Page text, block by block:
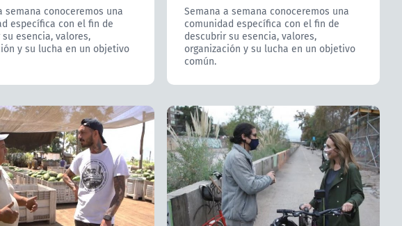
semana conoceremos una
específica con el fin de
esencia, valores,
y su lucha en un objetivo
Semana a semana conoceremos una
comunidad específica con el fin de
descubrir su esencia, valores,
organización y su lucha en un objetivo
común.